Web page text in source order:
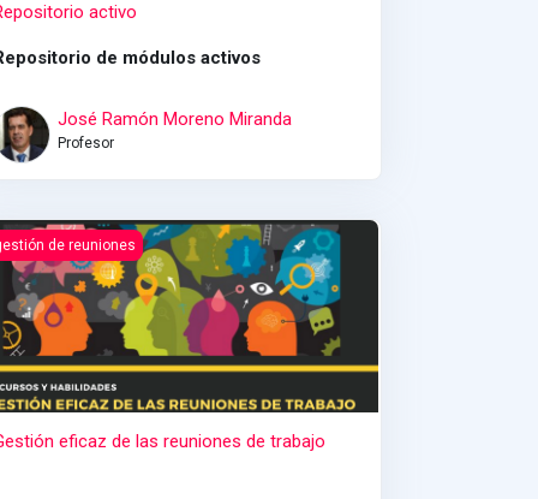
activo
de módulos activos
José Ramón Moreno Miranda
Profesor
eficaz de las reuniones de trabajo
de reuniones
eficaz de las reuniones de trabajo